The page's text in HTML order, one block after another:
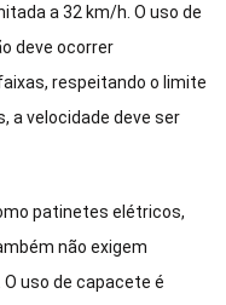
a 32 km/h. O uso de
deve ocorrer
respeitando o limite
a velocidade deve ser
patinetes elétricos,
não exigem
uso de capacete é